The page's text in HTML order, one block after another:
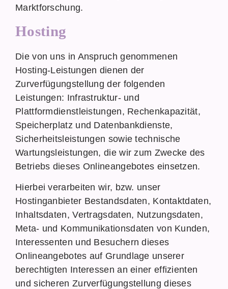
Marktforschung.
Hosting
Die von uns in Anspruch genommenen
Hosting-Leistungen dienen der
Zurverfügungstellung der folgenden
Leistungen: Infrastruktur- und
Plattformdienstleistungen, Rechenkapazität,
Speicherplatz und Datenbankdienste,
Sicherheitsleistungen sowie technische
Wartungsleistungen, die wir zum Zwecke des
Betriebs dieses Onlineangebotes einsetzen.
Hierbei verarbeiten wir, bzw. unser
Hostinganbieter Bestandsdaten, Kontaktdaten,
Inhaltsdaten, Vertragsdaten, Nutzungsdaten,
Meta- und Kommunikationsdaten von Kunden,
Interessenten und Besuchern dieses
Onlineangebotes auf Grundlage unserer
berechtigten Interessen an einer effizienten
und sicheren Zurverfügungstellung dieses